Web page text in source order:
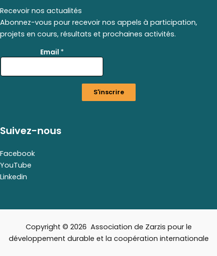
Recevoir nos actualités
Abonnez-vous pour recevoir nos appels à participation,
projets en cours, résultats et prochaines activités.
i
l
E
Email *
S'inscrire
Suivez-nous
Facebook
YouTube
Linkedin
Copyright © 2026 Association de Zarzis pour le
développement durable et la coopération internationale